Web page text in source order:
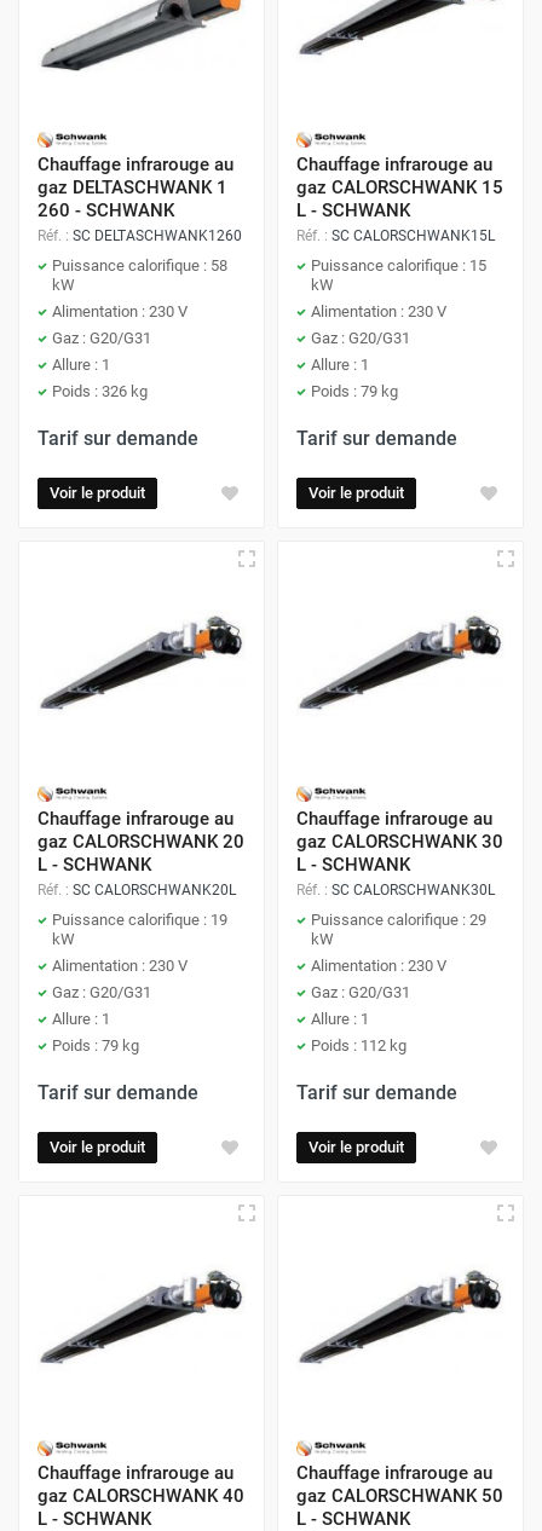
Chauffage infrarouge au
gaz DELTASCHWANK 1
260 - SCHWANK
Réf. : SC DELTASCHWANK1260
Puissance calorifique : 58
kW
Alimentation : 230 V
Gaz : G20/G31
Allure : 1
Poids : 326 kg
Tarif sur demande
Voir le produit
Chauffage infrarouge au
gaz CALORSCHWANK 15
L - SCHWANK
Réf. : SC CALORSCHWANK15L
Puissance calorifique : 15
kW
Alimentation : 230 V
Gaz : G20/G31
Allure : 1
Poids : 79 kg
Tarif sur demande
Voir le produit
Chauffage infrarouge au
gaz CALORSCHWANK 20
L - SCHWANK
Réf. : SC CALORSCHWANK20L
Puissance calorifique : 19
kW
Alimentation : 230 V
Gaz : G20/G31
Allure : 1
Poids : 79 kg
Tarif sur demande
Voir le produit
Chauffage infrarouge au
gaz CALORSCHWANK 30
L - SCHWANK
Réf. : SC CALORSCHWANK30L
Puissance calorifique : 29
kW
Alimentation : 230 V
Gaz : G20/G31
Allure : 1
Poids : 112 kg
Tarif sur demande
Voir le produit
Chauffage infrarouge au
gaz CALORSCHWANK 40
L - SCHWANK
Chauffage infrarouge au
gaz CALORSCHWANK 50
L - SCHWANK